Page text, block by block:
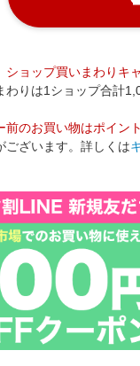
ショップ買いまわりキ
りは1ショップ合計
前のお買い物はポイン
ざいます。詳しくは